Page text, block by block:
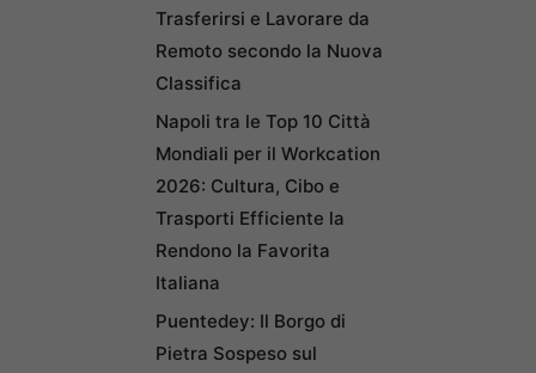
Trasferirsi e Lavorare da
Remoto secondo la Nuova
Classifica
Napoli tra le Top 10 Città
Mondiali per il Workcation
2026: Cultura, Cibo e
Trasporti Efficiente la
Rendono la Favorita
Italiana
Puentedey: Il Borgo di
Pietra Sospeso sul